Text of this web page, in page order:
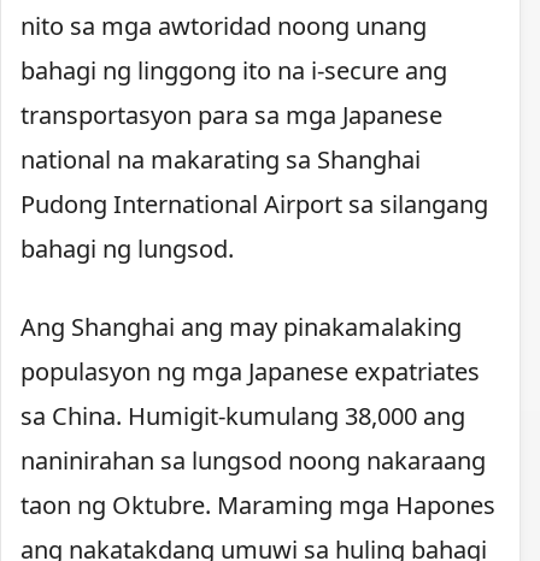
nito sa mga awtoridad noong unang
bahagi ng linggong ito na i-secure ang
transportasyon para sa mga Japanese
national na makarating sa Shanghai
Pudong International Airport sa silangang
bahagi ng lungsod.
Ang Shanghai ang may pinakamalaking
populasyon ng mga Japanese expatriates
sa China. Humigit-kumulang 38,000 ang
naninirahan sa lungsod noong nakaraang
taon ng Oktubre. Maraming mga Hapones
ang nakatakdang umuwi sa huling bahagi